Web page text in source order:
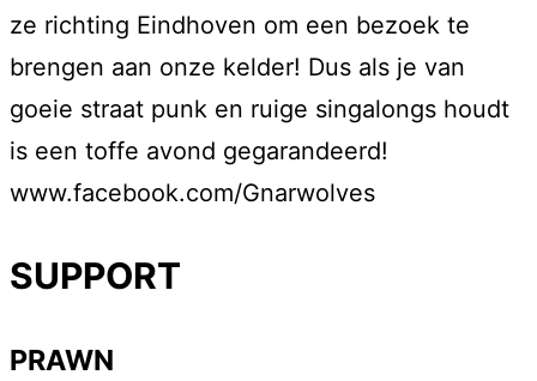
ze richting Eindhoven om een bezoek te
brengen aan onze kelder! Dus als je van
goeie straat punk en ruige singalongs houdt
is een toffe avond gegarandeerd!
www.facebook.com/Gnarwolves
SUPPORT
PRAWN